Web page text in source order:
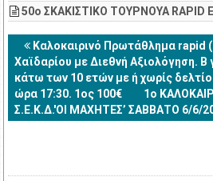
50o ΣΚΑΚΙΣΤΙΚΟ ΤΟΥΡΝΟΥΑ RAPID
Καλοκαιρινό Πρωτάθλημα rapid
Χαϊδαρίου με Διεθνή Αξιολόγηση. Β
κάτω των 10 ετών με ή χωρίς
ώρα 17:30. 1ος 100€
1ο
Σ.Ε.Κ.Δ.'ΟΙ ΜΑΧΗΤΕΣ’ ΣΑΒΒΑΤΟ 6/6/